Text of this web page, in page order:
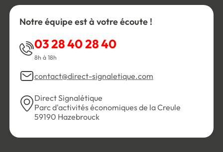
Notre équipe est à votre écoute !
03 28 40 28 40
8h à 18h
contact@direct-signaletique.com
Direct Signalétique
Parc d'activités économiques de la Creule
59190 Hazebrouck